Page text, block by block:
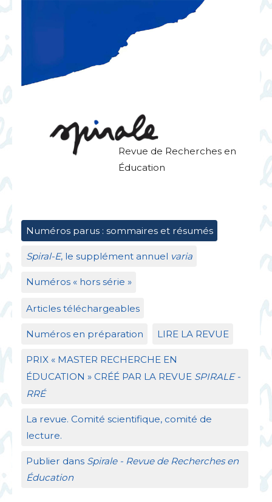
Revue de Recherches en
Éducation
Numéros parus : sommaires et résumés
Spiral-E, le supplément annuel varia
Numéros « hors série »
Articles téléchargeables
Numéros en préparation LIRE LA REVUE
PRIX« MASTER RECHERCHE EN
ÉDUCATION » CRÉÉ PAR LA REVUE SPIRALE-
RRÉ
La revue. Comité scientifique, comité de
lecture.
Publier dans Spirale - Revue de Recherches en
Éducation